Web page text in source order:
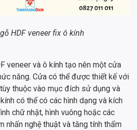
HDF veneer fix ô kính
veneer và ô kính tạo nên một cửa
năng. Cửa có thể được thiết kế với
thuộc vào mục đích sử dụng và
có thể có các hình dạng và kích
chữ nhật, hình vuông hoặc các
nhấn nghệ thuật và tăng tính thẩm